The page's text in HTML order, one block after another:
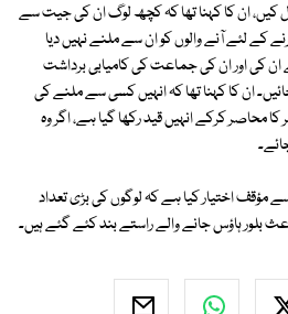
کیں، ان کا کہنا تھا کہ کچھ لوگ ان کی جیت سے
کے لئے آنے والوں کو ان سے ملنے نہیں دیا
ان کی اور ان کی جماعت کی کامیابی برداشت
ان کا کہنا تھا کہ انہیں کسی سے ملنے کی
محاصر کرکے انہیں قید رکھا گیا ہے، اگر وہ
اختیار کیا ہے کہ لوگوں کی بڑی تعداد
بلور ہاؤس جانے والے راستے بند کئے گئے ہیں۔